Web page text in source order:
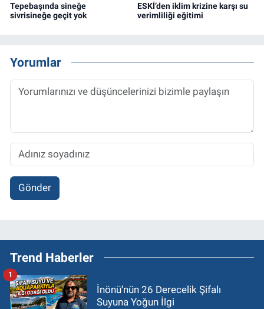
Tepebaşında sineğe
sivrisineğe geçit yok
ESKİ’den iklim krizine karşı su
verimliliği eğitimi
Yorumlar
Gönder
Trend Haberler
İnönü’nün 26 Derecelik Şifalı
Suyuna Yoğun İlgi
1